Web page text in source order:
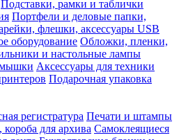
Подставки, рамки и таблички
Портфели и деловые папки,
флешки, аксессуары USB
оборудование Обложки, пленки,
и настольные лампы
Аксессуары для техники
Подарочная упаковка
регистратура Печати и штампы
для архива Самоклеящиеся